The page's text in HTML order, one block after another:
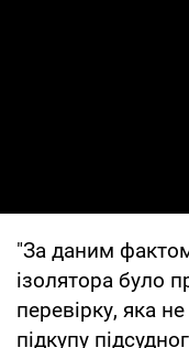
"За даним
ізолятора було
перевірку, яка
підкупу